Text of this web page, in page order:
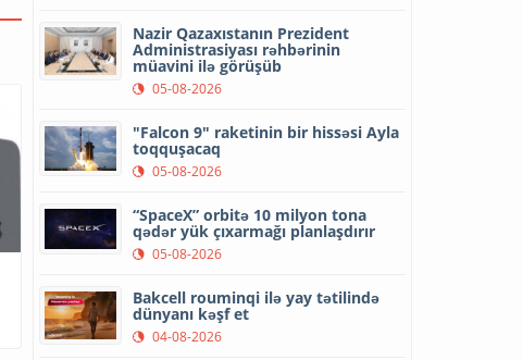
Nazir Qazaxıstanın Prezident
Administrasiyası rəhbərinin
müavini ilə görüşüb
05-08-2026
"Falcon 9" raketinin bir hissəsi Ayla
toqquşacaq
05-08-2026
“SpaceX” orbitə 10 milyon tona
qədər yük çıxarmağı planlaşdırır
05-08-2026
Bakcell rouminqi ilə yay tətilində
dünyanı kəşf et
04-08-2026